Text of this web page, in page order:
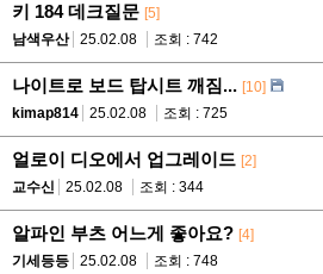
키 184 데크질문 [5]
남색우산
25.02.08 조회 : 742
나이트로 보드 탑시트 깨짐... [10]
kimap814
25.02.08 조회 : 725
얼로이 디오에서 업그레이드 [2]
교수신
25.02.08 조회 : 344
알파인 부츠 어느게 좋아요? [4]
기세등등
25.02.08 조회 : 748